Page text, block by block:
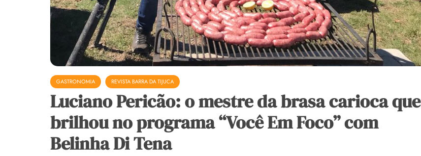
GASTRONOMIA REVISTA BARRA DA TIJUCA
Luciano Pericão: o mestre da brasa carioca que
brilhou no programa “Você Em Foco” com
Belinha Di Tena